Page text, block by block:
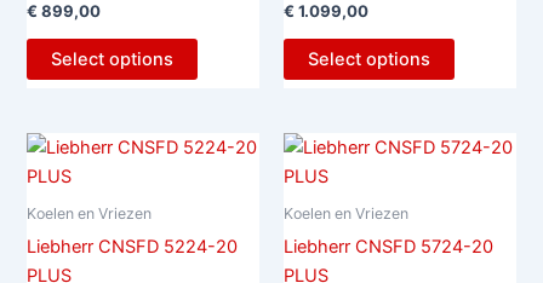
€ 899,00
Select options
€ 1.099,00
Select options
Koelen en Vriezen
Liebherr CNSFD 5224-20
PLUS
Koelen en Vriezen
Liebherr CNSFD 5724-20
PLUS